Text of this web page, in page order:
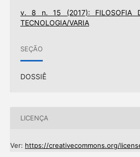
v. 8 n. 15 (2017): FILOSOFIA
TECNOLOGIA/VARIA
SEÇÃO
DOSSIÊ
LICENÇA
Ver: https://creativecommons.org/